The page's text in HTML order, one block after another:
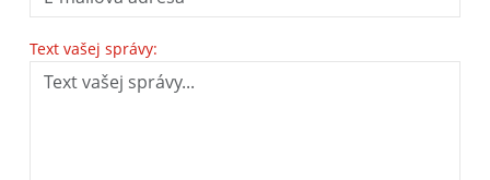
Text vašej správy: